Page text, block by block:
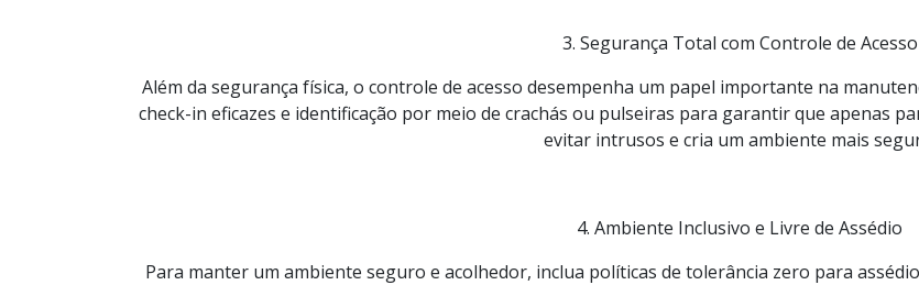
3. Segurança Total com Controle de Acesso
Além da segurança física, o controle de acesso desempenha um papel importante na
check-in eficazes e identificação por meio de crachás ou pulseiras para garantir que apenas
evitar intrusos e cria um ambiente mais
4. Ambiente Inclusivo e Livre de Assédio
Para manter um ambiente seguro e acolhedor, inclua políticas de tolerância zero para